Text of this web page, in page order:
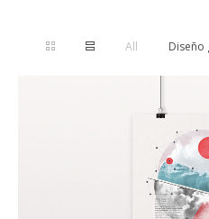
All Diseño